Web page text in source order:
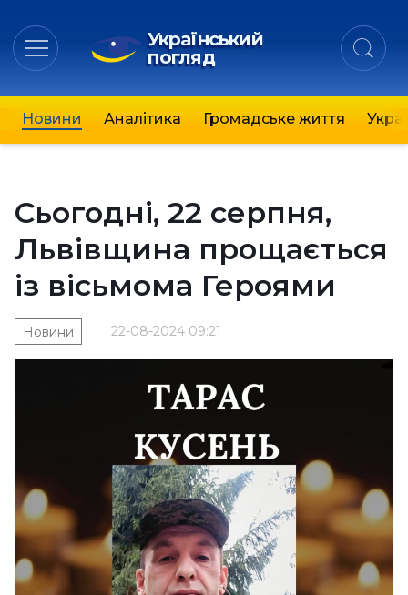
Український
погляд
Новини Аналітика Громадське життя
Сьогодні, 22 серпня,
Львівщина прощається
із вісьмома Героями
22-08-2024 09:21
Новини